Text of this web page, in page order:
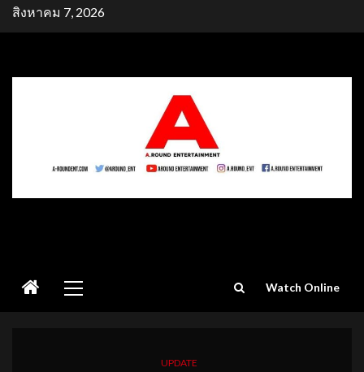
Skipสิงหาคม 7, 2026
Menu
Watch Online
UPDATE